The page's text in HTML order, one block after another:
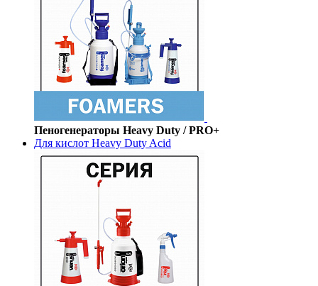
Пеногенераторы Heavy Duty / PRO+
Для кислот Heavy Duty Acid